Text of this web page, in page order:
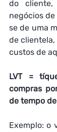
do cliente,
negócios
se de uma
de
custos de
LVT =
compras
de tempo
Exemplo: o